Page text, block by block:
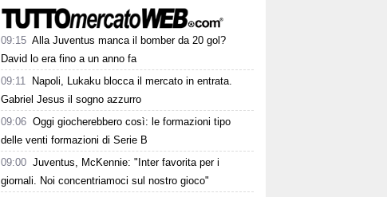
09:15 Alla Juventus manca il bomber da 20 gol?
David lo era fino a un anno fa
09:11
Napoli, Lukaku blocca il mercato in entrata.
Gabriel Jesus il sogno azzurro
09:06 Oggi giocherebbero così: le formazioni tipo
delle venti formazioni di Serie B
09:00 Juventus, McKennie: "Inter favorita per i
giornali. Noi concentriamoci sul nostro gioco"